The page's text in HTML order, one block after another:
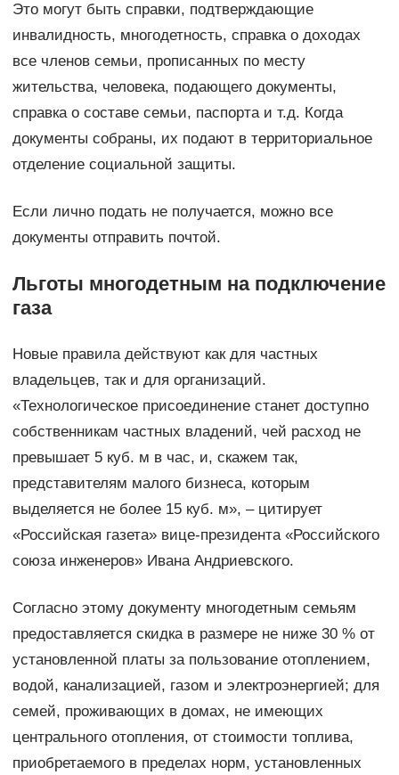
Это могут быть справки, подтверждающие
инвалидность, многодетность, справка о доходах
все членов семьи, прописанных по месту
жительства, человека, подающего документы,
справка о составе семьи, паспорта и т.д. Когда
документы собраны, их подают в территориальное
отделение социальной защиты.
Если лично подать не получается, можно все
документы отправить почтой.
Льготы многодетным на подключение
газа
Новые правила действуют как для частных
владельцев, так и для организаций.
«Технологическое присоединение станет доступно
собственникам частных владений, чей расход не
превышает 5 куб. м в час, и, скажем так,
представителям малого бизнеса, которым
выделяется не более 15 куб. м», – цитирует
«Российская газета» вице-президента «Российского
союза инженеров» Ивана Андриевского.
Согласно этому документу многодетным семьям
предоставляется скидка в размере не ниже 30 % от
установленной платы за пользование отоплением,
водой, канализацией, газом и электроэнергией; для
семей, проживающих в домах, не имеющих
центрального отопления, от стоимости топлива,
приобретаемого в пределах норм, установленных